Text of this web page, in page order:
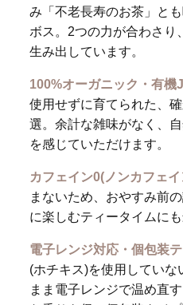
み「不老長寿のお茶」と
ボス。2つの力が合わさり
生み出しています。
100%オーガニック・有機
使用せずに育てられた、
選。余計な雑味がなく、
を感じていただけます。
カフェイン0(ノンカフェ
まないため、おやすみ前
に楽しむティータイムにも
電子レンジ対応・個包装
(ホチキス)を使用してい
まま電子レンジで温め直